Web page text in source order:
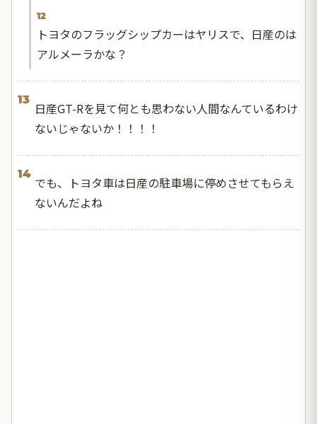
12
トヨタのフラッグシップカーはヤリスで、日産のは
アルメーラかな？
13
日産GT-Rを見て何とも思わない人間なんているわけ
ないじゃないか！！！！
14
でも、トヨタ車は日産の駐車場に停めさせてもらえ
ないんだよね